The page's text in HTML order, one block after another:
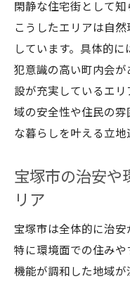
閑静な住宅街として知
こうしたエリアは自
しています。具体的
犯意識の高い町内会
設が充実しているエ
域の安全性や住民の
な暮らしを叶える立地
宝塚市の治安や
リア
宝塚市は全体的に治安
特に環境面での住み
機能が調和した地域